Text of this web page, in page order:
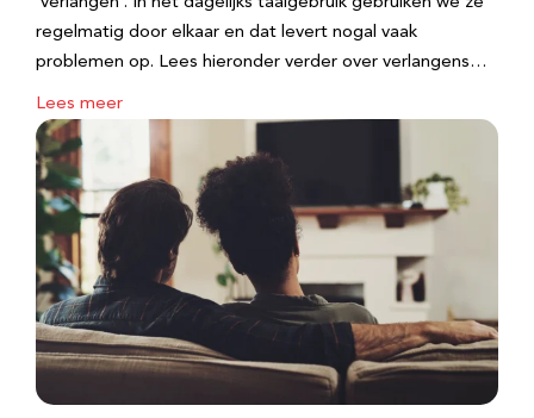
regelmatig door elkaar en dat levert nogal vaak
problemen op. Lees hieronder verder over verlangens…
Lees meer